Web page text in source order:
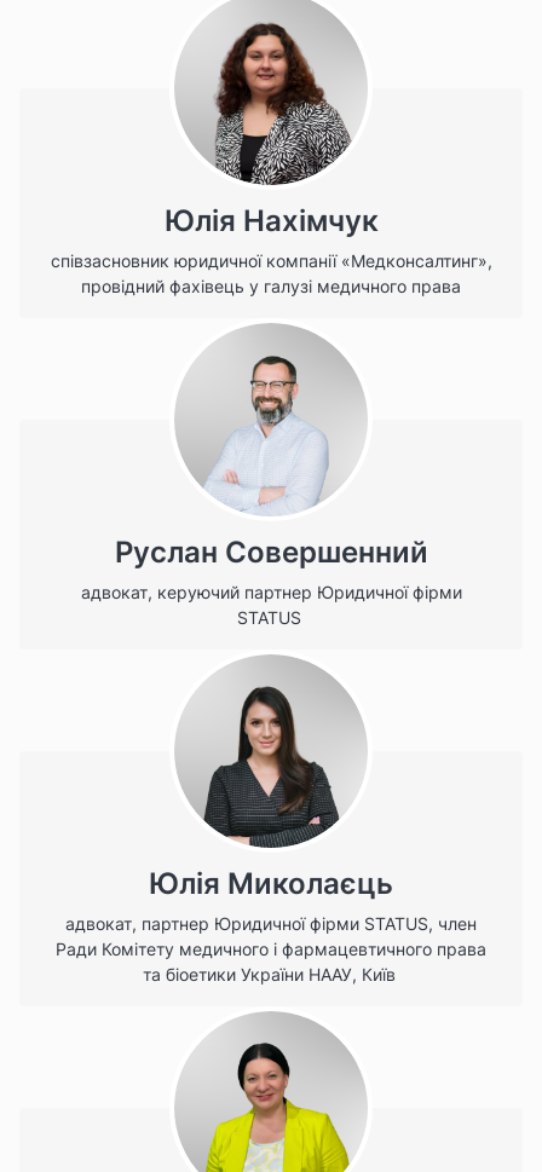
Юлія Нахімчук
співзасновник юридичної компанії «Медконсалтинг»,
провідний фахівець у галузі медичного права
Руслан Совершенний
адвокат, керуючий партнер Юридичної фірми
STATUS
Юлія Миколаєць
адвокат, партнер Юридичної фірми STATUS, член
Ради Комітету медичного і фармацевтичного права
та біоетики України НААУ, Київ